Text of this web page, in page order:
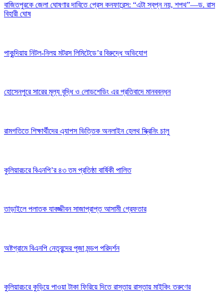
বাজিতপুরকে জেলা ঘোষণার দাবিতে প্রেস কনফারেন্স: “এটা স্বপ্ন নয়, শপথ”—ড. রাস
বিহারী ঘোষ
পাকুন্দিয়ায় নিটল-নিলয় মটরস লিমিটেডে’র বিরুদ্ধে অভিযোগ
হোসেনপুরে সারের মূল্য বৃদ্ধি ও লোডশেডিং এর প্রতিবাদে মানববন্ধন
রামগতিতে শিক্ষার্থীদের এ্যাপস ভিত্তিক অনলাইন হেলথ স্ক্রিনিং চালু
কুলিয়ারচরে বিএনপি’র ৪৩ তম প্রতিষ্ঠা বার্ষিকী পালিত
তাড়াইলে পলাতক যাবজ্জীবন সাজাপ্রাপ্ত আসামী গ্রেফতার
অষ্টগ্রামে বিএনপি নেতৃবৃন্দের পূজা মন্ডপ পরিদর্শন
কুলিয়ারচরে কুড়িয়ে পাওয়া টাকা ফিরিয়ে দিতে রাস্তায় রাস্তায় মাইকিং তরুণের